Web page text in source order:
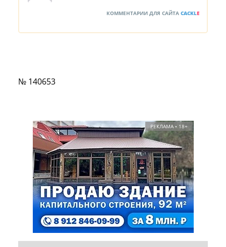
КОММЕНТАРИИ ДЛЯ САЙТА CACKLE
№ 140653
РЕКЛАМА • 18+